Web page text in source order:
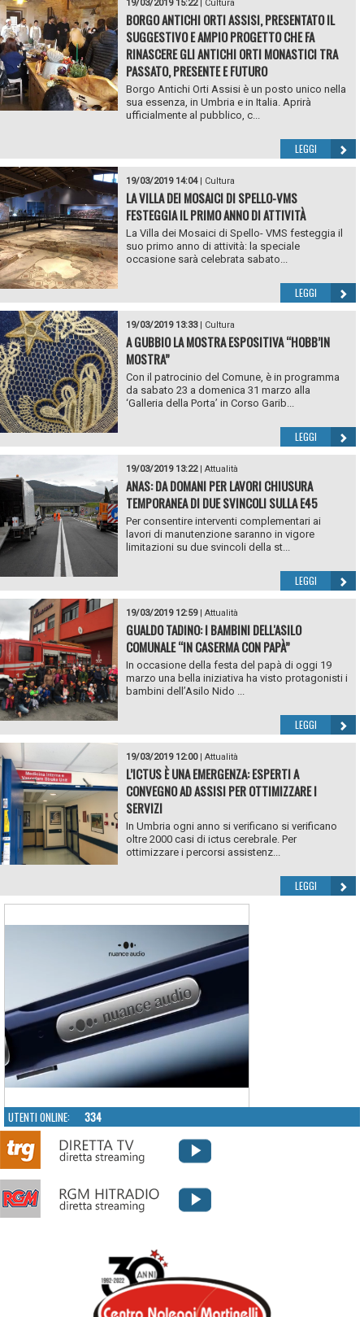
19/03/2019 15:22| Cultura
BORGO ANTICHI ORTI ASSISI, PRESENTATO IL
SUGGESTIVO E AMPIO PROGETTO CHE FA
RINASCERE GLI ANTICHI ORTI MONASTICI TRA
PASSATO, PRESENTE E FUTURO
Borgo Antichi Orti Assisi è un posto unico nella
sua essenza, in Umbria e in Italia. Aprirà
ufficialmente al pubblico, c...
LEGGI
19/03/2019 14:04| Cultura
LA VILLA DEI MOSAICI DI SPELLO-VMS
FESTEGGIA IL PRIMO ANNO DI ATTIVITÀ
La Villa dei Mosaici di Spello- VMS festeggia il
suo primo anno di attività: la speciale
occasione sarà celebrata sabato...
LEGGI
19/03/2019 13:33| Cultura
A GUBBIO LA MOSTRA ESPOSITIVA “HOBB’IN
MOSTRA”
Con il patrocinio del Comune, è in programma
da sabato 23 a domenica 31 marzo alla
‘Galleria della Porta’ in Corso Garib...
LEGGI
19/03/2019 13:22| Attualità
ANAS: DA DOMANI PER LAVORI CHIUSURA
TEMPORANEA DI DUE SVINCOLI SULLA E45
Per consentire interventi complementari ai
lavori di manutenzione saranno in vigore
limitazioni su due svincoli della st...
LEGGI
19/03/2019 12:59| Attualità
GUALDO TADINO: I BAMBINI DELL'ASILO
COMUNALE “IN CASERMA CON PAPÀ”
In occasione della festa del papà di oggi 19
marzo una bella iniziativa ha visto protagonisti i
bambini dell’Asilo Nido ...
LEGGI
19/03/2019 12:00| Attualità
L’ICTUS È UNA EMERGENZA: ESPERTI A
CONVEGNO AD ASSISI PER OTTIMIZZARE I
SERVIZI
In Umbria ogni anno si verificano si verificano
oltre 2000 casi di ictus cerebrale. Per
ottimizzare i percorsi assistenz...
LEGGI
UTENTI ONLINE: 334